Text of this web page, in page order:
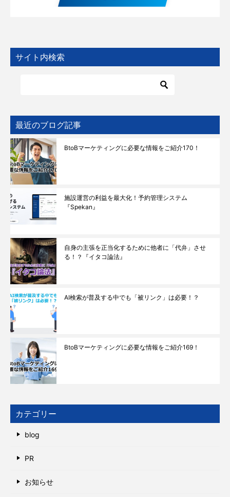
サイト内検索
最近のブログ記事
BtoBマーケティングに必要な情報をご紹介170！
施設運営の利益を最大化！予約管理システム
『Spekan』
自身の主張を正当化するために他者に「代弁」させ
る！？『イタコ論法』
AI検索が普及する中でも「被リンク」は必要！？
BtoBマーケティングに必要な情報をご紹介169！
カテゴリー
blog
PR
お知らせ